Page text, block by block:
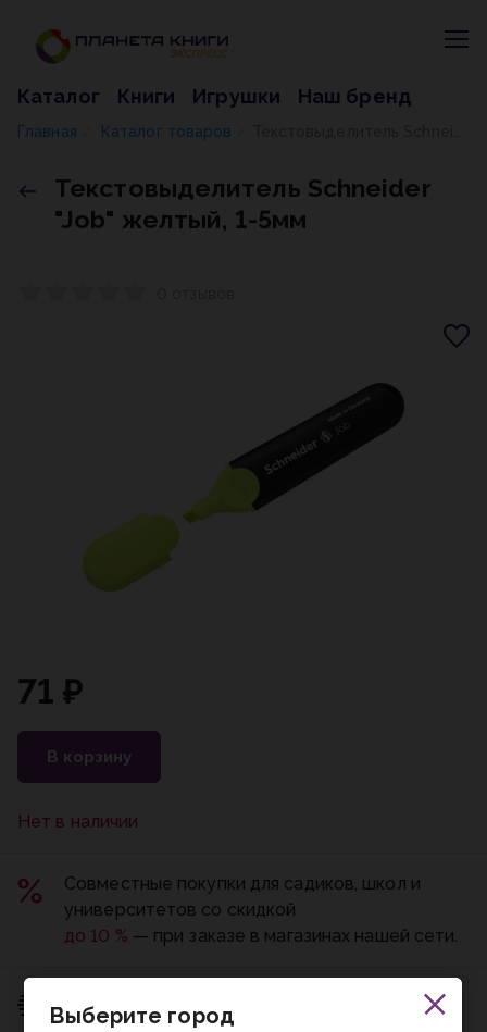
Каталог Книги Игрушки Наш бренд
Главная Каталог товаров
Текстовыделитель Schneider
"Job" желтый, 1-5мм
71 ₽
В корзину
Нет в наличии
Совместные покупки для садиков, школ и
университетов со скидкой
до 10 % — при заказе в магазинах нашей сети.
Пункт выдачи
Выберите город